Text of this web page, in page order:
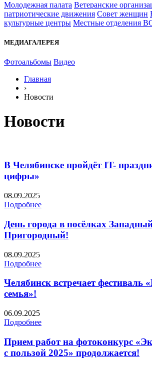
Молодежная палата Ветеранские
патриотические движения Совет женщин
культурные центры Местные отделения
МЕДИАГАЛЕРЕЯ
Фотоальбомы Видео
Главная
›
Новости
Новости
В Челябинске пройдёт IT-
цифры»
08.09.2025
Подробнее
День города в посёлках
Пригородный!
08.09.2025
Подробнее
Челябинск встречает фестиваль
семья»!
06.09.2025
Подробнее
Прием работ на фотоконкурс
с пользой 2025» продолжается!